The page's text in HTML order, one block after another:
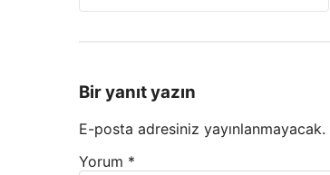
Bir yanıt yazın
E-posta adresiniz yayınlanmayacak.
Yorum *